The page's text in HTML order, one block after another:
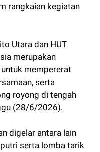
rangkaian kegiatan
Utara dan HUT
merupakan
mempererat
serta
royong di tengah
(28/6/2026).
digelar antara lain
serta lomba tarik